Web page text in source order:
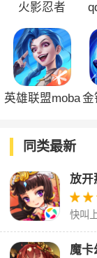
火影忍者
英雄联盟moba金
同类最新
放开
快叫
的三
魔卡